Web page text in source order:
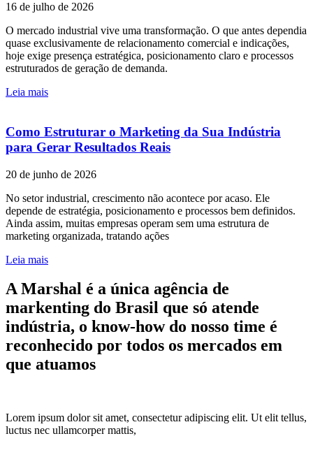
16 de julho de 2026
O mercado industrial vive uma transformação. O que antes dependia
quase exclusivamente de relacionamento comercial e indicações,
hoje exige presença estratégica, posicionamento claro e processos
estruturados de geração de demanda.
Leia mais
Como Estruturar o Marketing da Sua Indústria
para Gerar Resultados Reais
20 de junho de 2026
No setor industrial, crescimento não acontece por acaso. Ele
depende de estratégia, posicionamento e processos bem definidos.
Ainda assim, muitas empresas operam sem uma estrutura de
marketing organizada, tratando ações
Leia mais
A Marshal é a única agência de
markenting do Brasil que só atende
indústria, o know-how do nosso time é
reconhecido por todos os mercados em
que atuamos
Lorem ipsum dolor sit amet, consectetur adipiscing elit. Ut elit tellus,
luctus nec ullamcorper mattis,